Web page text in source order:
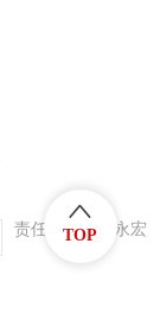
责任编辑：王永宏
TOP